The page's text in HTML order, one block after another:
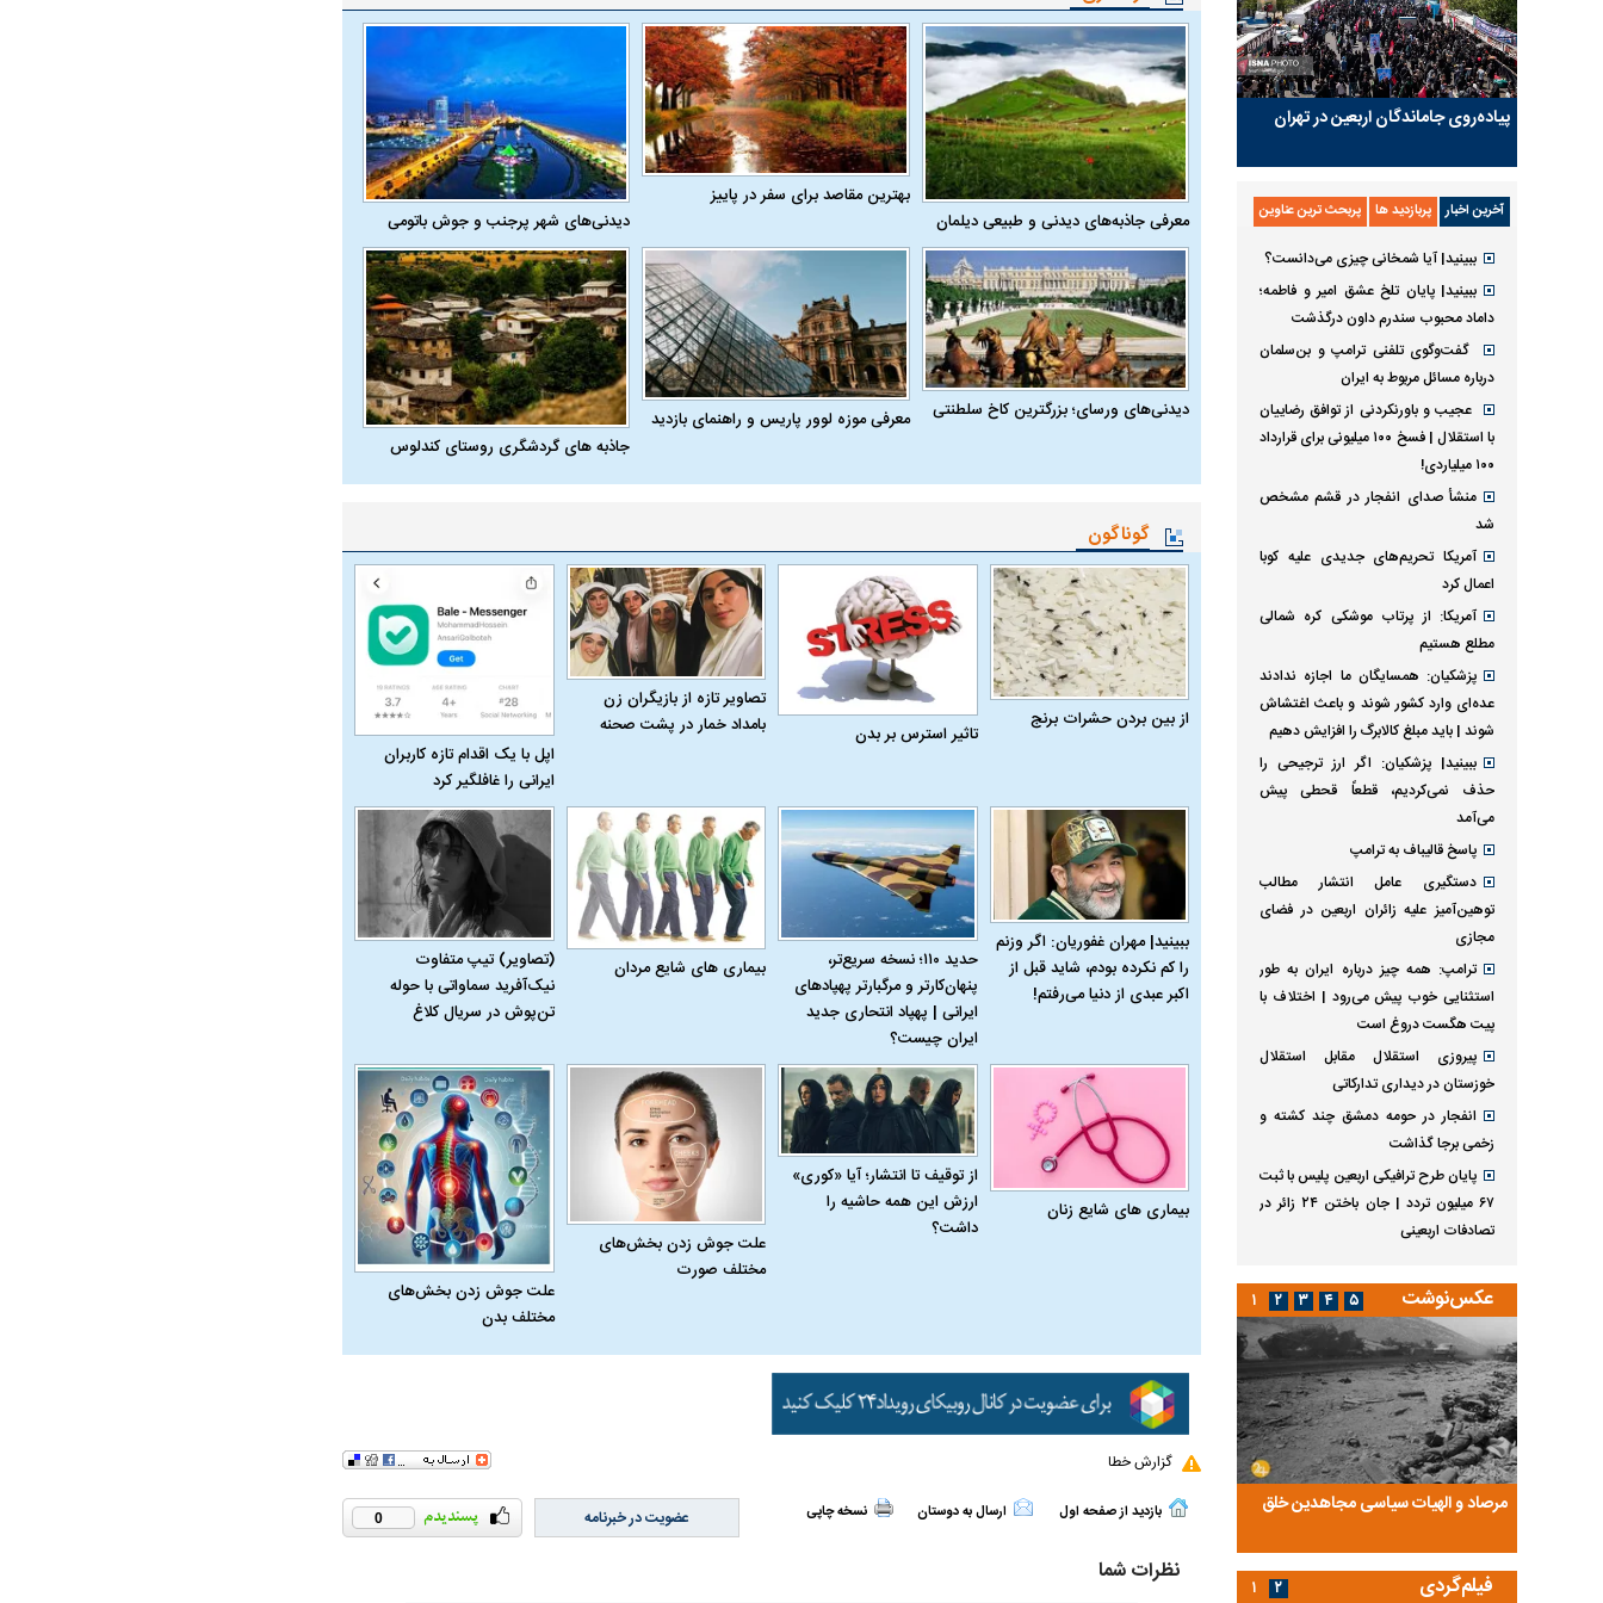
معرفی جاذبه‌های دیدنی و طبیعی دیلمان
بهترین مقاصد برای سفر در پاییز
دیدنی‌های شهر پرجنب و جوش باتومی
دیدنی‌های ورسای؛ بزرگترین کاخ سلطنتی
معرفی موزه لوور پاریس و راهنمای بازدید
جاذبه های گردشگری روستای کندلوس
گوناگون
از بین بردن حشرات برنج
تاثیر استرس بر بدن
تصاویر تازه از بازیگران زن
بامداد خمار در پشت صحنه
اپل با یک اقدام تازه کاربران
ایرانی را غافلگیر کرد
ببینید| مهران غفوریان: اگر وزنم
را کم نکرده بودم، شاید قبل از
اکبر عبدی از دنیا می‌رفتم!
حدید ۱۱۰؛ نسخه سریع‌تر،
پنهان‌کارتر و مرگبارتر پهپادهای
ایرانی | پهپاد انتحاری جدید
ایران چیست؟
بیماری‌ های شایع مردان
(تصاویر) تیپ متفاوت
نیک‌آفرید سماواتی با حوله
تن‌پوش در سریال کلاغ
بیماری‌ های شایع زنان
از توقیف تا انتشار؛ آیا «کوری»
ارزش این همه حاشیه را
داشت؟
علت جوش زدن بخش‌های
مختلف صورت
علت جوش زدن بخش‌های
مختلف بدن
گزارش خطا
بازدید از صفحه اول ارسال به دوستان نسخه چاپی 0 عضویت در خبرنامه
نظرات شما
پیاده‌روی جاماندگان اربعین در تهران
آخرین اخبار پربازدید ها پربحث ترین عناوین
ببینید| آیا شمخانی چیزی می‌دانست؟
ببینید| پایان تلخ عشق امیر و فاطمه؛
داماد محبوب سندرم داون درگذشت
گفت‌وگوی تلفنی ترامپ و بن‌سلمان
درباره مسائل مربوط به ایران
عجیب و باورنکردنی از توافق رضاییان
با استقلال | فسخ ۱۰۰ میلیونی برای قرارداد
۱۰۰ میلیاردی!
منشأ صدای انفجار در قشم مشخص
شد
آمریکا تحریم‌های جدیدی علیه کوبا
اعمال کرد
آمریکا: از پرتاب موشکی کره شمالی
مطلع هستیم
پزشکیان: همسایگان ما اجازه ندادند
عده‌ای وارد کشور شوند و باعث اغتشاش
شوند | باید مبلغ کالابرگ را افزایش دهیم
ببینید| پزشکیان: اگر ارز ترجیحی را
حذف نمی‌کردیم، قطعاً قحطی پیش
می‌آمد
پاسخ قالیباف به ترامپ
دستگیری عامل انتشار مطالب
توهین‌آمیز علیه زائران اربعین در فضای
مجازی
ترامپ: همه چیز درباره ایران به طور
استثنایی خوب پیش می‌رود | اختلاف با
پیت هگست دروغ است
پیروزی استقلال مقابل استقلال
خوزستان در دیداری تدارکاتی
انفجار در حومه دمشق چند کشته و
زخمی برجا گذاشت
پایان طرح ترافیکی اربعین پلیس با ثبت
۶۷ میلیون تردد | جان باختن ۲۴ زائر در
تصادفات اربعینی
عکس‌نوشت
مرصاد و الهیات سیاسی مجاهدین خلق
آخرین پرده از حیات سیاسی یک سلسله |
ریشه‌های عزاداری ماه محرم در فرهنگ
عزاداری ماه محرم در دوران قاجار چگونه
انجام می‌شد؟
مردی که سر خم نکرد؟ | غلامرضا تختی و
حکومت پهلوی
۱ ۲ ۳ ۴ ۵
فیلم‌گردی ۱ ۲